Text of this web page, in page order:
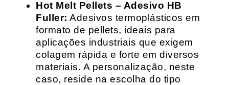
Hot Melt Pellets – Adesivo HB
Fuller: Adesivos termoplásticos em
formato de pellets, ideais para
aplicações industriais que exigem
colagem rápida e forte em diversos
materiais. A personalização, neste
caso, reside na escolha do tipo